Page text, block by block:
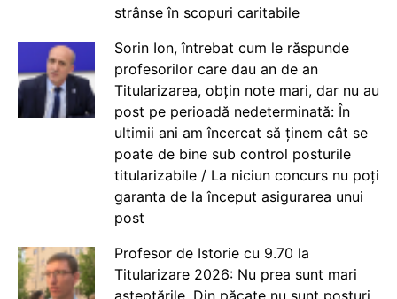
strânse în scopuri caritabile
Sorin Ion, întrebat cum le răspunde
profesorilor care dau an de an
Titularizarea, obțin note mari, dar nu au
post pe perioadă nedeterminată: În
ultimii ani am încercat să ținem cât se
poate de bine sub control posturile
titularizabile / La niciun concurs nu poți
garanta de la început asigurarea unui
post
Profesor de Istorie cu 9.70 la
Titularizare 2026: Nu prea sunt mari
așteptările. Din păcate nu sunt posturi